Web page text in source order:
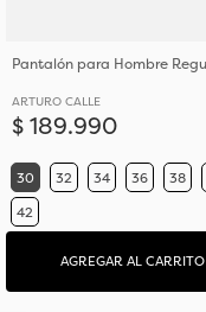
ARTURO CALLE
$ 189.990
30 32 34 36 38
42
AGREGAR AL CARRITO